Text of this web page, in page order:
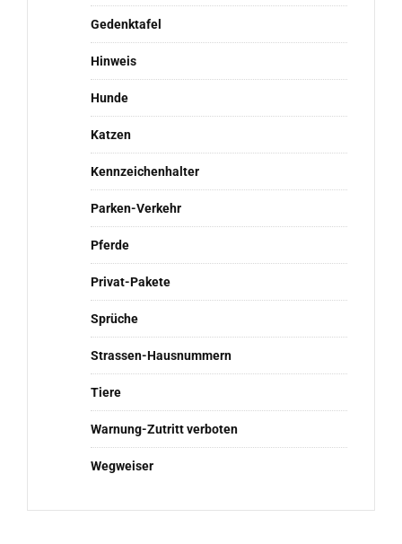
Gedenktafel
Hinweis
Hunde
Katzen
Kennzeichenhalter
Parken-Verkehr
Pferde
Privat-Pakete
Sprüche
Strassen-Hausnummern
Tiere
Warnung-Zutritt verboten
Wegweiser